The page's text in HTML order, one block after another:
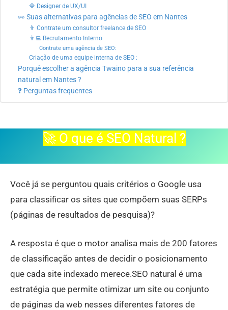
🔷 Designer de UX/UI
👀 Suas alternativas para agências de SEO em Nantes
👨 Contrate um consultor freelance de SEO
👨‍💻 Recrutamento Interno
Contrate uma agência de SEO:
Criação de uma equipe interna de SEO :
Porquê escolher a agência Twaino para a sua referência
natural em Nantes ?
❓ Perguntas frequentes
🚀 O que é SEO Natural ?
Você já se perguntou quais critérios o Google usa
para classificar os sites que compõem suas SERPs
(páginas de resultados de pesquisa)?
A resposta é que o motor analisa mais de 200 fatores
de classificação antes de decidir o posicionamento
que cada site indexado merece.SEO natural é uma
estratégia que permite otimizar um site ou conjunto
de páginas da web nesses diferentes fatores de